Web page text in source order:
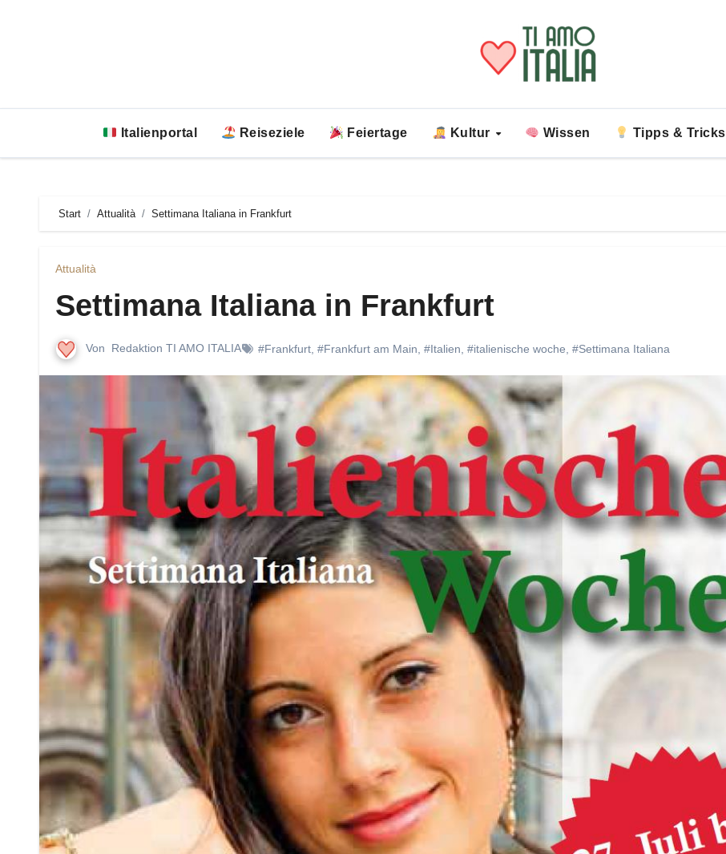
Italienportal Reiseziele Feiertage Kultur Wissen Tipps & Tricks
Start Attualità Settimana Italiana in Frankfurt
Attualità
Settimana Italiana in Frankfurt
Von Redaktion TI AMO ITALIA #Frankfurt #Frankfurt am Main #Italien #italienische woche #Settimana Italiana